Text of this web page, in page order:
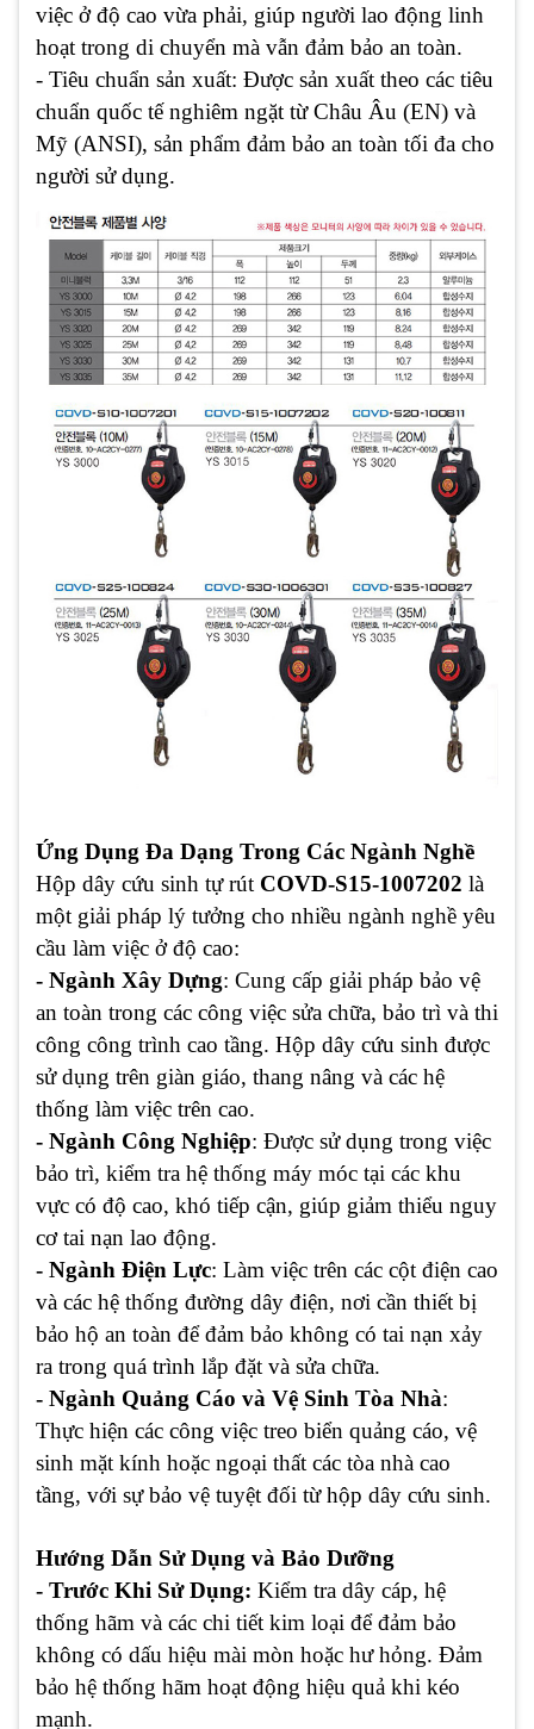
việc ở độ cao vừa phải, giúp người lao động linh
hoạt trong di chuyển mà vẫn đảm bảo an toàn.
- Tiêu chuẩn sản xuất: Được sản xuất theo các tiêu
chuẩn quốc tế nghiêm ngặt từ Châu Âu (EN) và
Mỹ (ANSI), sản phẩm đảm bảo an toàn tối đa cho
người sử dụng.
Ứng Dụng Đa Dạng Trong Các Ngành Nghề
Hộp dây cứu sinh tự rút COVD-S15-1007202 là
một giải pháp lý tưởng cho nhiều ngành nghề yêu
cầu làm việc ở độ cao:
- Ngành Xây Dựng: Cung cấp giải pháp bảo vệ
an toàn trong các công việc sửa chữa, bảo trì và thi
công công trình cao tầng. Hộp dây cứu sinh được
sử dụng trên giàn giáo, thang nâng và các hệ
thống làm việc trên cao.
- Ngành Công Nghiệp: Được sử dụng trong việc
bảo trì, kiểm tra hệ thống máy móc tại các khu
vực có độ cao, khó tiếp cận, giúp giảm thiểu nguy
cơ tai nạn lao động.
- Ngành Điện Lực: Làm việc trên các cột điện cao
và các hệ thống đường dây điện, nơi cần thiết bị
bảo hộ an toàn để đảm bảo không có tai nạn xảy
ra trong quá trình lắp đặt và sửa chữa.
- Ngành Quảng Cáo và Vệ Sinh Tòa Nhà:
Thực hiện các công việc treo biển quảng cáo, vệ
sinh mặt kính hoặc ngoại thất các tòa nhà cao
tầng, với sự bảo vệ tuyệt đối từ hộp dây cứu sinh.
Hướng Dẫn Sử Dụng và Bảo Dưỡng
- Trước Khi Sử Dụng: Kiểm tra dây cáp, hệ
thống hãm và các chi tiết kim loại để đảm bảo
không có dấu hiệu mài mòn hoặc hư hỏng. Đảm
bảo hệ thống hãm hoạt động hiệu quả khi kéo
mạnh.